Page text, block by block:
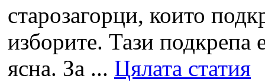
старозагорци, които
изборите. Тази подкрепа
ясна. За ... Цялата статия